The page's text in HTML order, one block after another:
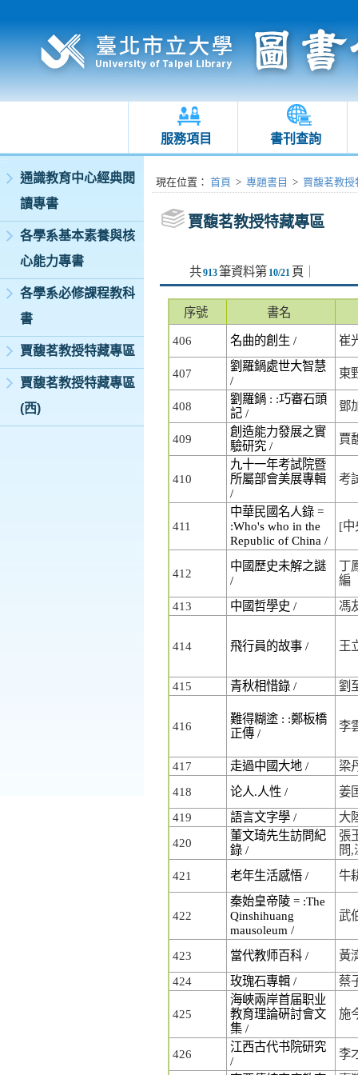
服務項目 書刊查詢
:::
通識教育中心經典閱
讀專書
各學系基本素養與核
心能力專書
各學系必修課程教科
書
賈馥茗教授特藏專區
賈馥茗教授特藏專區
(西)
:::現在位置 ： 首頁 > 專題書目 > 賈馥茗教授
賈馥茗教授特藏專區
共913筆資料第 10/21 頁
序號 書名
406 名曲的創生 / 崔
407
劉羅鍋處世大智慧
/
東
408
劉羅鍋 : :巧審石頭
記 /
鄧
409
創造能力發展之實
驗研究 /
賈
410
九十一年考試院暨
所屬部會美展專輯
/
考
411
中華民國名人錄 =
:Who's who in the
Republic of China /
[中
412
中國歷史未解之謎
/
丁
編
413
中國哲學史 / 馮
414 飛行員的故事 / 王
415 青秋相惜錄 / 劉
416
難得糊塗 : :鄭板橋
正傳 /
李
417 走過中國大地 /
梁
418
论人.人性 /
姜
419
語言文字學 /
大
420
董文琦先生訪問紀
錄 /
張
問,
421
老年生活感悟 / 牛
422
秦始皇帝陵 = :The
Qinshihuang
mausoleum /
武
423 當代教师百科 /
黃
424
玫瑰石專輯 / 蔡
425
海峽兩岸首届职业
教育理論硏討會文
集 /
施
426
江西古代书院研究
/
李